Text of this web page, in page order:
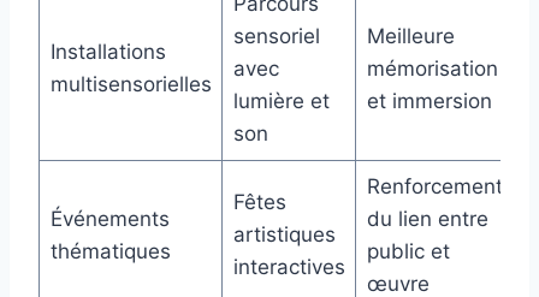
Installations
multisensorielles
sensoriel
avec
lumière et
son
Meilleure
mémorisation
et immersion
Événements
thématiques
Fêtes
artistiques
interactives
Renforcement
du lien entre
public et
œuvre